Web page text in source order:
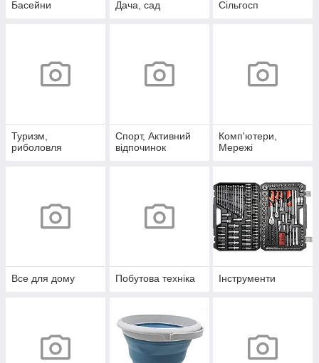
Басейни Дача, сад Сільгосп
Туризм,
риболовля
Спорт, Активний
відпочинок
Комп'ютери,
Мережі
Все для дому Побутова техніка Інструменти